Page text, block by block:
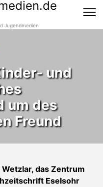
Jugendmedien
und
um des
Freund
das Zentrum
Eselsohr